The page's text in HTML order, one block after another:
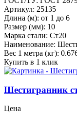
Артикул: 25135
Длина (м): от 1 до 6
Размер (мм): 10
Марка стали: Ст20
Наименование:
Вес 1 метра (кг):
Купить в 1 клик
Шестигранник
Цена